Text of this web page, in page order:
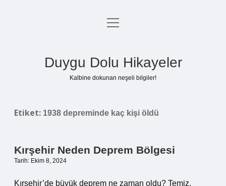
Anasayfa
menüyü
Duygu Dolu Hikayeler
Kalbine dokunan neşeli bilgiler!
Etiket: 1938 depreminde kaç kişi öldü
Kırşehir Neden Deprem Bölgesi
Tarih: Ekim 8, 2024
Kırşehir’de büyük deprem ne zaman oldu? Temiz,